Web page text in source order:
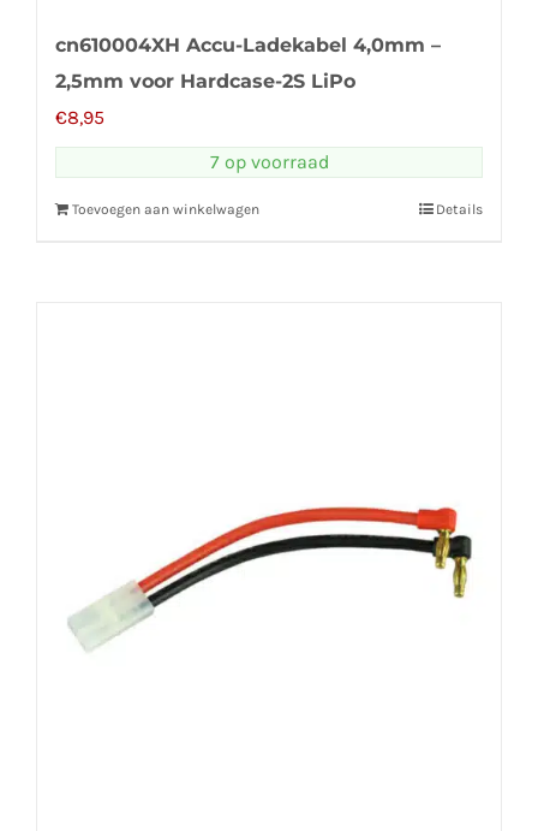
cn610004XH Accu-Ladekabel 4,0mm –
2,5mm voor Hardcase-2S LiPo
€8,95
7 op voorraad
Toevoegen aan winkelwagen Details